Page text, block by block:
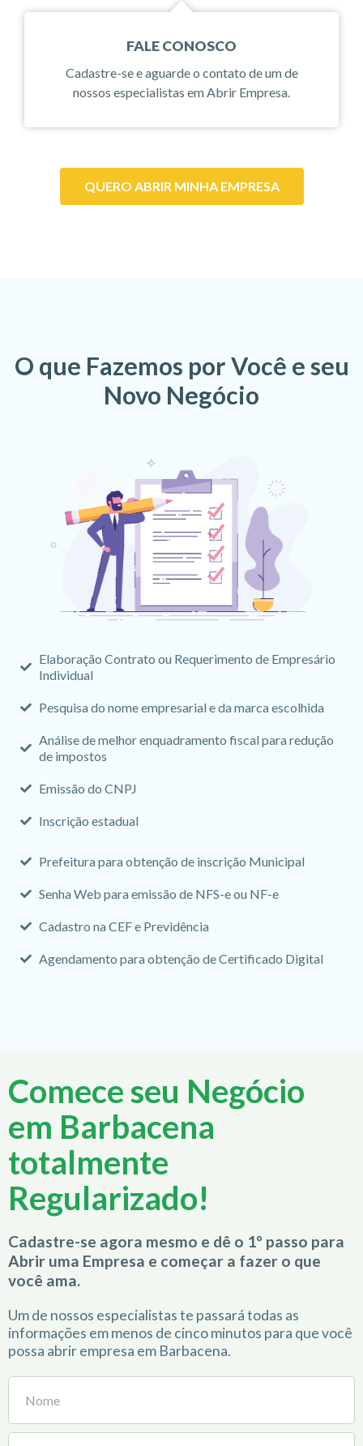
FALE CONOSCO
Cadastre-se e aguarde o contato de um de
nossos especialistas em Abrir Empresa.
QUERO ABRIR MINHA EMPRESA
O que Fazemos por Você e seu
Novo Negócio
Elaboração Contrato ou Requerimento de Empresário
Individual
Pesquisa do nome empresarial e da marca escolhida
Análise de melhor enquadramento fiscal para redução
de impostos
Emissão do CNPJ
Inscrição estadual
Prefeitura para obtenção de inscrição Municipal
Senha Web para emissão de NFS-e ou NF-e
Cadastro na CEF e Previdência
Agendamento para obtenção de Certificado Digital
Comece seu Negócio
em Barbacena
totalmente
Regularizado!
Cadastre-se agora mesmo e dê o 1º passo para
Abrir uma Empresa e começar a fazer o que
você ama.
Um de nossos especialistas te passará todas as
informações em menos de cinco minutos para que você
possa abrir empresa em Barbacena.